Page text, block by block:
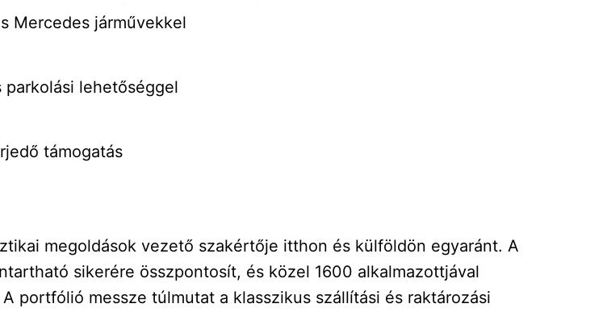
Mercedes járművekkel
lehetőséggel
támogatás
megoldások vezető szakértője itthon és külföldön egyaránt. A
sikerére összpontosít, és közel 1600 alkalmazottjával
portfólió messze túlmutat a klasszikus szállítási és raktározási